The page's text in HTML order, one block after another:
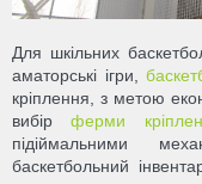
Для шкільних
аматорські ігри,
кріплення, з метою
вибірферми
підіймальними
баскетбольний